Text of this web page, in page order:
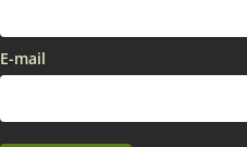
E-mail